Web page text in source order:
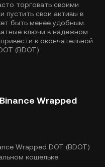
торговать своими
пустить свои активы в
быть менее удобным.
ключи в надежном
к окончательной
(BDOT).
Wrapped
Wrapped DOT (BDOT)
кошельке.